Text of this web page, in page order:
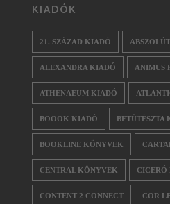
KIADÓK
21. SZÁZAD KIADÓ
ALEXANDRA KIADÓ ANIMUS
ATHENAEUM KIADÓ
BOOOK KIADÓ BETŰTÉSZTA
BOOKLINE KÖNYVEK
CENTRAL KÖNYVEK CICERÓ
CONTENT 2 CONNECT COR